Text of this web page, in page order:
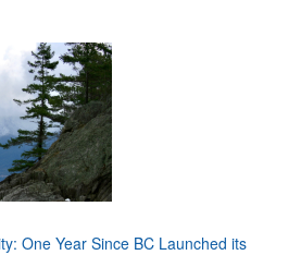
One Year Since BC Launched its